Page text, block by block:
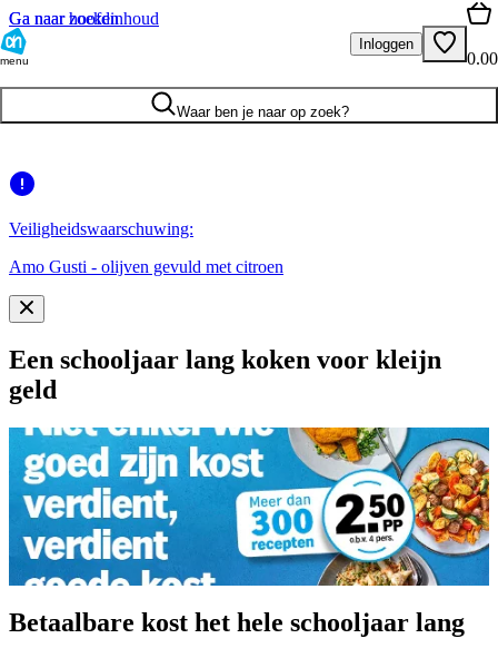
Ga naar hoofdinhoud
Ga naar zoeken
menu
Inloggen
0.00
Waar ben je naar op zoek?
Veiligheidswaarschuwing:
Amo Gusti - olijven gevuld met citroen
Een schooljaar lang koken voor kleijn
geld
Betaalbare kost het hele schooljaar lang